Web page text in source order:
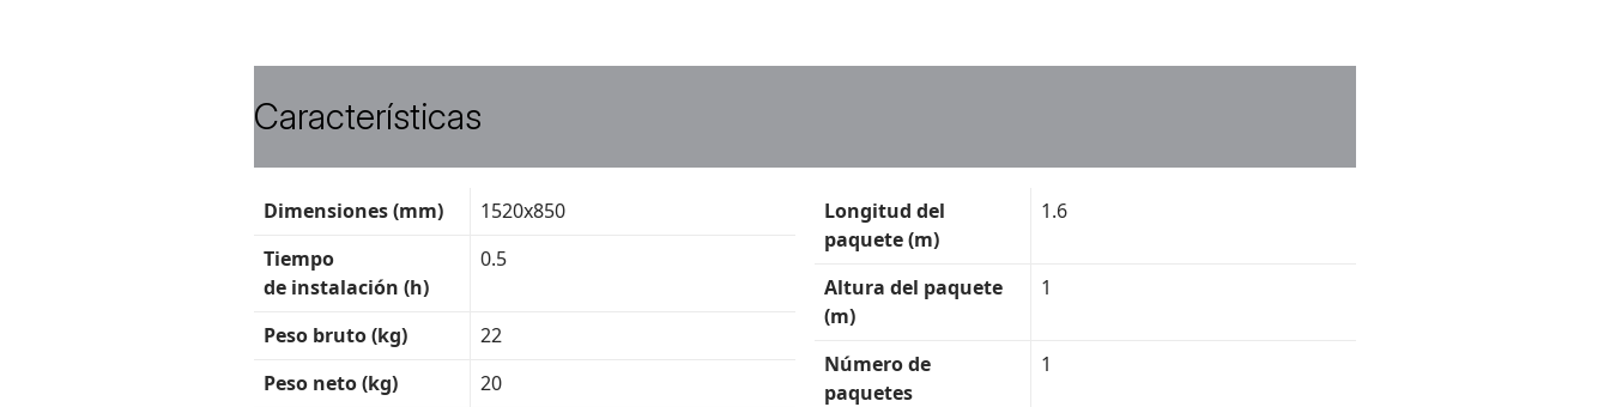
Características
técnica
Dimensiones (mm)
1520x850
Tiempo
de instalación (h)
0.5
Peso bruto (kg)
22
Peso neto (kg)
20
Longitud del
paquete (m)
1.6
Altura del paquete
(m)
1
Número de
paquetes
1